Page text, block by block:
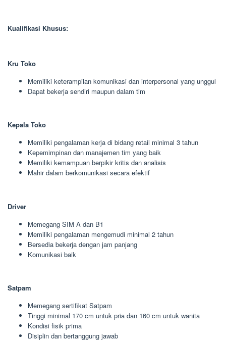
Kualifikasi Khusus:
Kru Toko
Memiliki keterampilan komunikasi dan interpersonal yang unggul
Dapat bekerja sendiri maupun dalam tim
Kepala Toko
Memiliki pengalaman kerja di bidang retail minimal 3 tahun
Kepemimpinan dan manajemen tim yang baik
Memiliki kemampuan berpikir kritis dan analisis
Mahir dalam berkomunikasi secara efektif
Driver
Memegang SIM A dan B1
Memiliki pengalaman mengemudi minimal 2 tahun
Bersedia bekerja dengan jam panjang
Komunikasi baik
Satpam
Memegang sertifikat Satpam
Tinggi minimal 170 cm untuk pria dan 160 cm untuk wanita
Kondisi fisik prima
Disiplin dan bertanggung jawab